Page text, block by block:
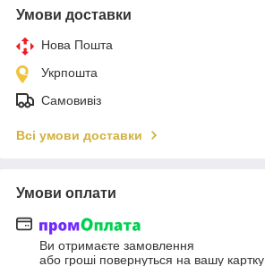
Умови доставки
Нова Пошта
Укрпошта
Самовивіз
Всі умови доставки
Умови оплати
Ви отримаєте замовлення
або гроші повернуться на вашу картку